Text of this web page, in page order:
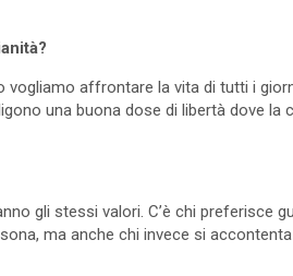
affrontare la vita di tutti i
una buona dose di libertà dove la
gli stessi valori. C’è chi preferisce
ma anche chi invece si